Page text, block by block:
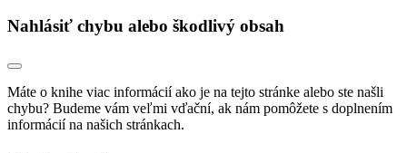
Nahlásiť chybu alebo škodlivý obsah
Máte o knihe viac informácií ako je na tejto stránke alebo ste našli
chybu? Budeme vám veľmi vďační, ak nám pomôžete s doplnením
informácií na našich stránkach.